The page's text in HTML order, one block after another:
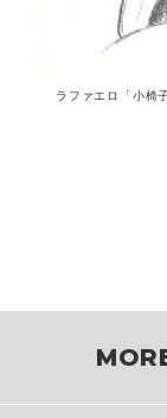
ラファエロ「小椅